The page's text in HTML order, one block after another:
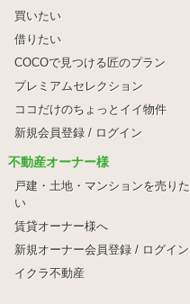
買いたい
借りたい
COCOで見つける匠のプラン
プレミアムセレクション
ココだけのちょっとイイ物件
新規会員登録 / ログイン
不動産オーナー様
戸建・土地・マンションを売りた
い
賃貸オーナー様へ
新規オーナー会員登録 / ログイン
イクラ不動産